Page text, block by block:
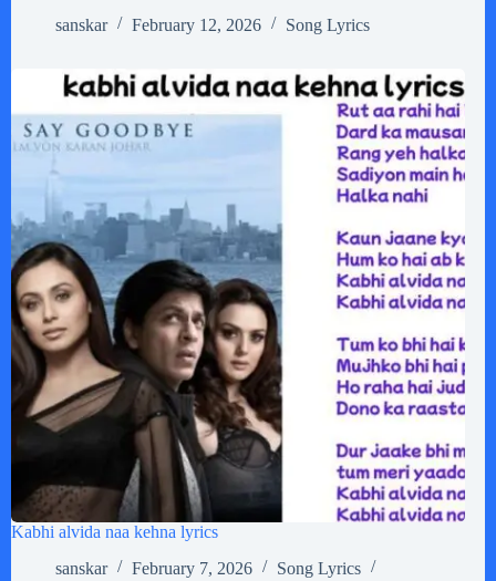
sanskar
February 12, 2026 Song Lyrics
Kabhi alvida naa kehna lyrics
sanskar
February 7, 2026
Song Lyrics